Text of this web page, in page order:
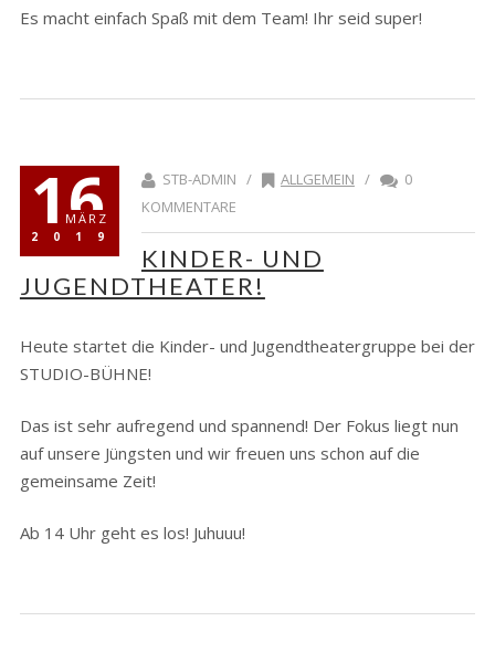
Es macht einfach Spaß mit dem Team! Ihr seid super!
16
MÄRZ
2019
STB-ADMIN / ALLGEMEIN /
0
KOMMENTARE
KINDER- UND
JUGENDTHEATER!
Heute startet die Kinder- und Jugendtheatergruppe bei der
STUDIO-BÜHNE!
Das ist sehr aufregend und spannend! Der Fokus liegt nun
auf unsere Jüngsten und wir freuen uns schon auf die
gemeinsame Zeit!
Ab 14 Uhr geht es los! Juhuuu!